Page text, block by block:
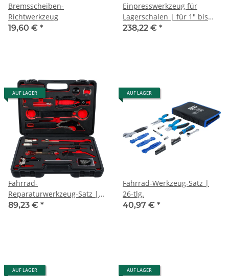
Bremsscheiben-
Richtwerkzeug
19,60 € *
Einpresswerkzeug für
Lagerschalen | für 1" bis
1.1/2" Lagerschalen
238,22 € *
AUF LAGER
Fahrrad-
Reparaturwerkzeug-Satz |
32-tlg.
89,23 € *
AUF LAGER
Fahrrad-Werkzeug-Satz |
26-tlg.
40,97 € *
AUF LAGER AUF LAGER